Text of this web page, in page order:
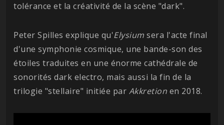
tolérance et la créativité de la scène "dark".
Peter Spilles explique qu'Elysium sera l'acte final
d'une symphonie cosmique, une bande-son des
étoiles traduites en une énorme cathédrale de
sonorités dark electro, mais aussi la fin de la
trilogie "stellaire" initiée par Akkretion en 2018.